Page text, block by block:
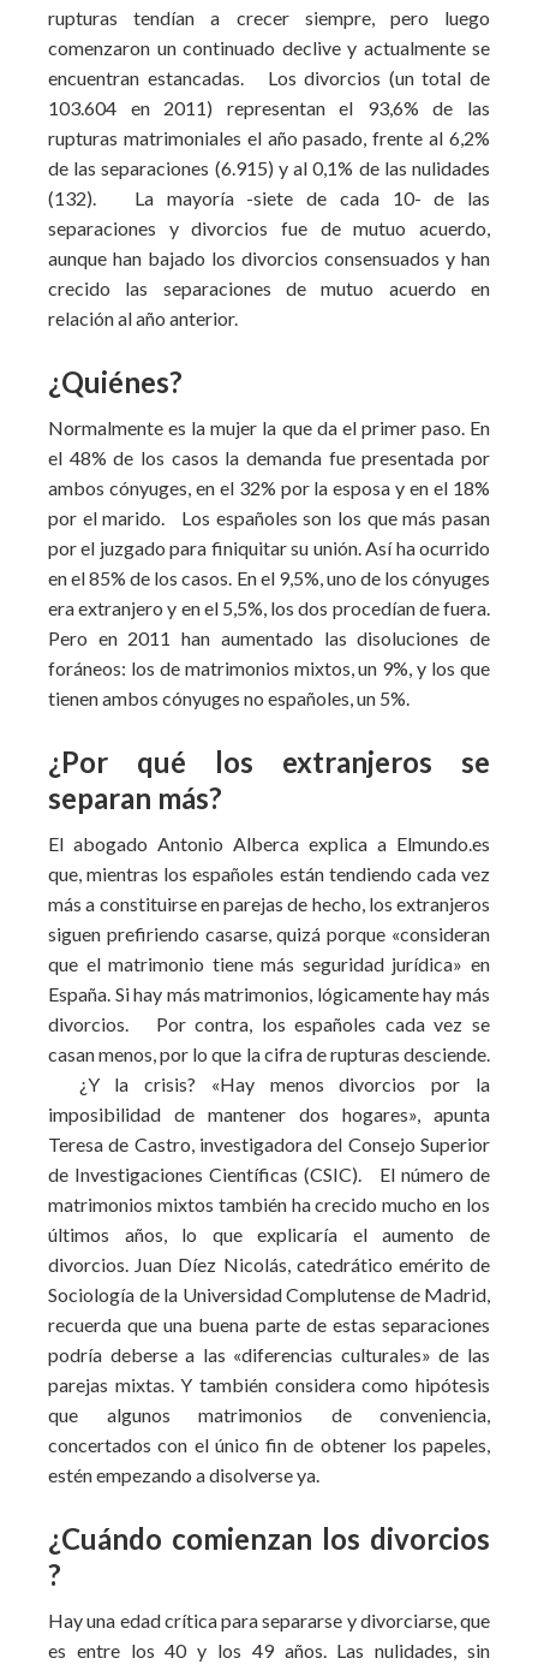
rupturas tendían a crecer siempre, pero luego
comenzaron un continuado declive y actualmente se
encuentran estancadas. Los divorcios (un total de
103.604 en 2011) representan el 93,6% de las
rupturas matrimoniales el año pasado, frente al 6,2%
de las separaciones (6.915) y al 0,1% de las nulidades
(132). La mayoría -siete de cada 10- de las
separaciones y divorcios fue de mutuo acuerdo,
aunque han bajado los divorcios consensuados y han
crecido las separaciones de mutuo acuerdo en
relación al año anterior.
¿Quiénes?
Normalmente es la mujer la que da el primer paso. En
el 48% de los casos la demanda fue presentada por
ambos cónyuges, en el 32% por la esposa y en el 18%
por el marido. Los españoles son los que más pasan
por el juzgado para finiquitar su unión. Así ha ocurrido
en el 85% de los casos. En el 9,5%, uno de los cónyuges
era extranjero y en el 5,5%, los dos procedían de fuera.
Pero en 2011 han aumentado las disoluciones de
foráneos: los de matrimonios mixtos, un 9%, y los que
tienen ambos cónyuges no españoles, un 5%.
¿Por qué los extranjeros se
separan más?
El abogado Antonio Alberca explica a Elmundo.es
que, mientras los españoles están tendiendo cada vez
más a constituirse en parejas de hecho, los extranjeros
siguen prefiriendo casarse, quizá porque «consideran
que el matrimonio tiene más seguridad jurídica» en
España. Si hay más matrimonios, lógicamente hay más
divorcios. Por contra, los españoles cada vez se
casan menos, por lo que la cifra de rupturas desciende.
¿Y la crisis? «Hay menos divorcios por la
imposibilidad de mantener dos hogares», apunta
Teresa de Castro, investigadora del Consejo Superior
de Investigaciones Científicas (CSIC). El número de
matrimonios mixtos también ha crecido mucho en los
últimos años, lo que explicaría el aumento de
divorcios. Juan Díez Nicolás, catedrático emérito de
Sociología de la Universidad Complutense de Madrid,
recuerda que una buena parte de estas separaciones
podría deberse a las «diferencias culturales» de las
parejas mixtas. Y también considera como hipótesis
que algunos matrimonios de conveniencia,
concertados con el único fin de obtener los papeles,
estén empezando a disolverse ya.
¿Cuándo comienzan los divorcios
?
Hay una edad crítica para separarse y divorciarse, que
es entre los 40 y los 49 años. Las nulidades, sin